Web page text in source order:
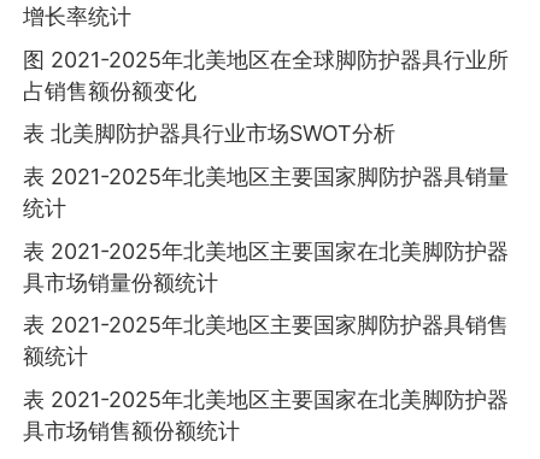
增长率统计
图 2021-2025年北美地区在全球脚防护器具行业所
占销售额份额变化
表 北美脚防护器具行业市场SWOT分析
表 2021-2025年北美地区主要国家脚防护器具销量
统计
表 2021-2025年北美地区主要国家在北美脚防护器
具市场销量份额统计
表 2021-2025年北美地区主要国家脚防护器具销售
额统计
表 2021-2025年北美地区主要国家在北美脚防护器
具市场销售额份额统计